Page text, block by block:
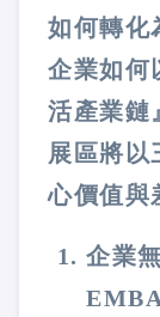
如何轉化
企業如何
活產業鏈
展區將
心價值與
企業